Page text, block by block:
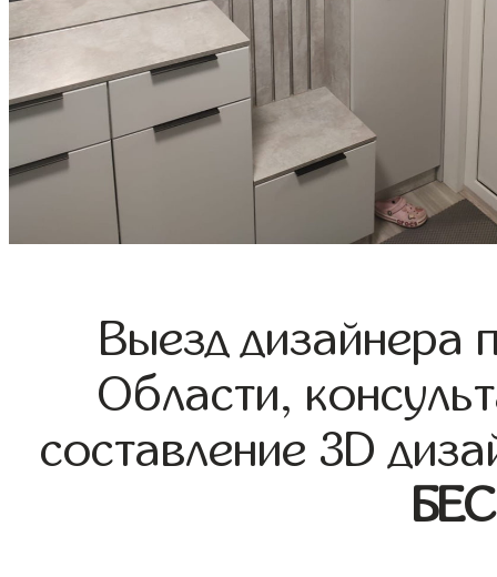
Выезд дизайнера
Области,
составление 3D